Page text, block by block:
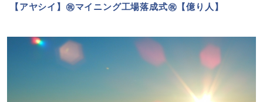
【アヤシイ】㊗️マイニング工場落成式㊗️【億り人】